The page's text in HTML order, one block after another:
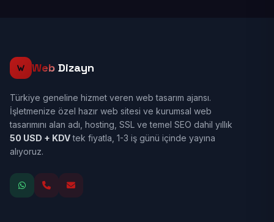
Web Dizayn
Türkiye geneline hizmet veren web tasarım ajansı.
İşletmenize özel hazır web sitesi ve kurumsal web
tasarımını alan adı, hosting, SSL ve temel SEO dahil yıllık
50 USD + KDVtek fiyatla, 1-3 iş günü içinde yayına
alıyoruz.